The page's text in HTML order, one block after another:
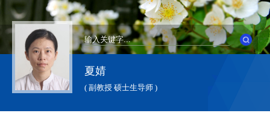
夏婧
( 副教授 硕士生导师 )